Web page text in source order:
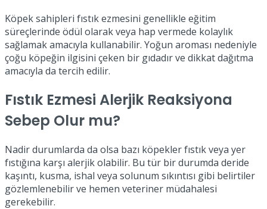
Köpek sahipleri fıstık ezmesini genellikle eğitim
süreçlerinde ödül olarak veya hap vermede kolaylık
sağlamak amacıyla kullanabilir. Yoğun aroması nedeniyle
çoğu köpeğin ilgisini çeken bir gıdadır ve dikkat dağıtma
amacıyla da tercih edilir.
Fıstık Ezmesi Alerjik Reaksiyona
Sebep Olur mu?
Nadir durumlarda da olsa bazı köpekler fıstık veya yer
fıstığına karşı alerjik olabilir. Bu tür bir durumda deride
kaşıntı, kusma, ishal veya solunum sıkıntısı gibi belirtiler
gözlemlenebilir ve hemen veteriner müdahalesi
gerekebilir.